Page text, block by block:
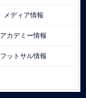
メディア情報
アカデミー情報
フットサル情報